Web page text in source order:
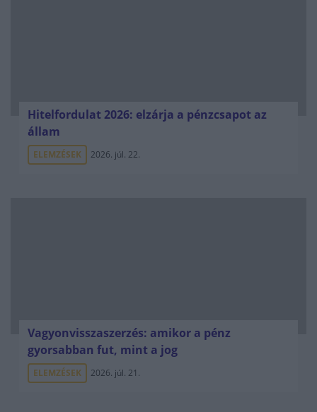
Hitelfordulat 2026: elzárja a pénzcsapot az
állam
ELEMZÉSEK 2026. júl. 22.
Vagyonvisszaszerzés: amikor a pénz
gyorsabban fut, mint a jog
ELEMZÉSEK 2026. júl. 21.